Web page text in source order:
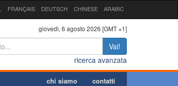
FRANÇAIS DEUTSCH CHINESE ARABIC
giovedì, 6 agosto 2026 [GMT +1]
Vai!
ricerca avanzata
chi siamo contatti